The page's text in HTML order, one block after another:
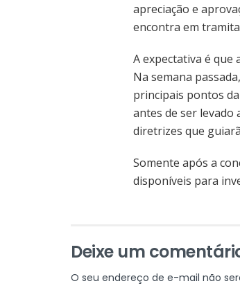
apreciação e
encontra em
A expectativa é que
Na semana
principais pontos
antes de ser levado
diretrizes que
Somente após a
disponíveis para
Deixe um
O seu endereço de e-mail não